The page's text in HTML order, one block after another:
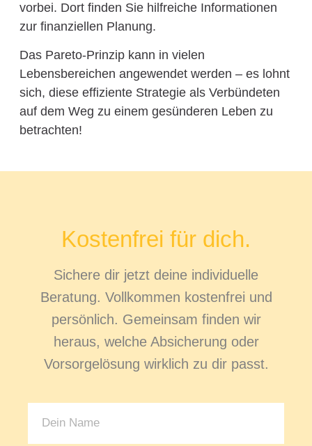
vorbei. Dort finden Sie hilfreiche Informationen
zur finanziellen Planung.
Das Pareto-Prinzip kann in vielen
Lebensbereichen angewendet werden – es lohnt
sich, diese effiziente Strategie als Verbündeten
auf dem Weg zu einem gesünderen Leben zu
betrachten!
Kostenfrei für dich.
Sichere dir jetzt deine individuelle
Beratung. Vollkommen kostenfrei und
persönlich. Gemeinsam finden wir
heraus, welche Absicherung oder
Vorsorgelösung wirklich zu dir passt.